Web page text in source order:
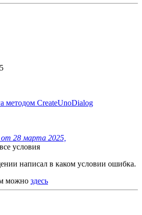
методом CreateUnoDialog
28 марта 2025,
условия
написал в каком условии ошибка.
можно здесь